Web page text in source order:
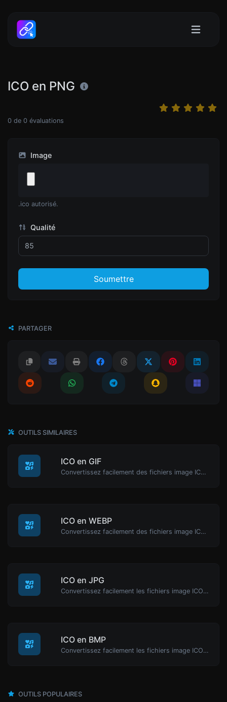
ICO en PNG
0 de 0 évaluations
Image
.ico autorisé.
Qualité
Soumettre
PARTAGER
OUTILS SIMILAIRES
ICO en GIF
Convertissez facilement des fichiers image ICO en GIF.
ICO en WEBP
Convertissez facilement des fichiers image ICO en WEBP.
ICO en JPG
Convertissez facilement les fichiers image ICO en JPG.
ICO en BMP
Convertissez facilement les fichiers image ICO en BMP.
OUTILS POPULAIRES